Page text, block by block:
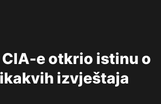
CIA-e otkrio istinu o
izvještaja